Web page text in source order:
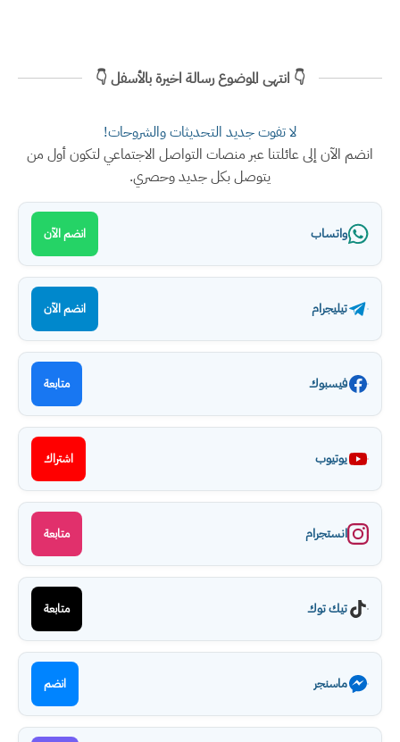
👇 انتهى الموضوع رسالة اخيرة بالأسفل 👇
لا تفوت جديد التحديثات والشروحات!
انضم الآن إلى عائلتنا عبر منصات التواصل الاجتماعي لتكون أول من
يتوصل بكل جديد وحصري.
واتساب انضم الآن
تيليجرام انضم الآن
فيسبوك متابعة
يوتيوب اشتراك
انستجرام متابعة
تيك توك متابعة
ماسنجر انضم